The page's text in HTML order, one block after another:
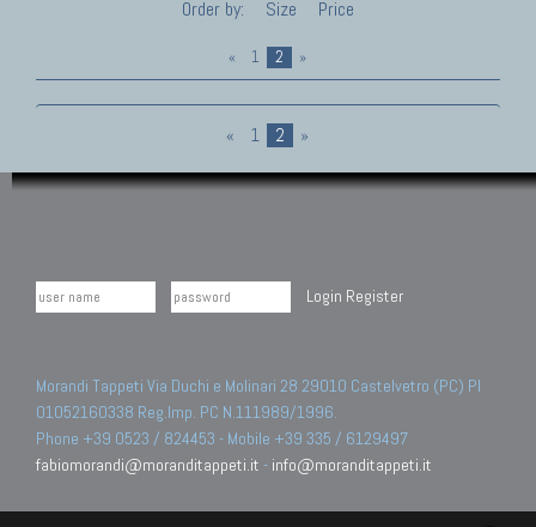
Order by:
Size Price
« 1 2 »
« 1 2 »
Login Register
Morandi Tappeti Via Duchi e Molinari 28 29010 Castelvetro (PC) PI
01052160338 Reg.Imp. PC N.111989/1996.
Phone +39 0523 / 824453 - Mobile +39 335 / 6129497
fabiomorandi@moranditappeti.it - info@moranditappeti.it